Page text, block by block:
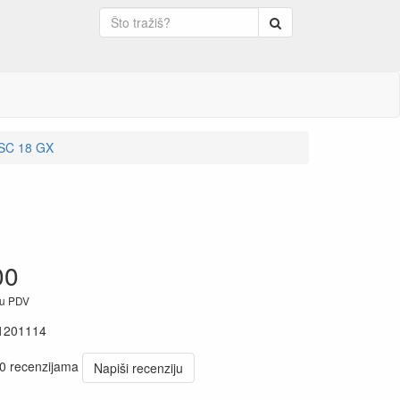
18 GX
PDV
recenzijama
Napiši recenziju